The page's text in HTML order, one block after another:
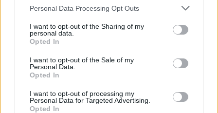
Personal Data Processing Opt Outs
I want to opt-out of the Sharing of my
personal data.
Opted In
I want to opt-out of the Sale of my
Personal Data.
Opted In
I want to opt-out of processing my
Personal Data for Targeted Advertising.
Opted In
Αναγλυφοποιημένο φινίρισμα, κατασκευασμένο με
εξαιρετική λαβή και στιβαρότητα.
μια λεπίδα για εύκολη κοπή.
Η ευκολία κοπής οποιουδήποτε μήκους φύλλου που
επιθυμείτε.
Μήκος 100m